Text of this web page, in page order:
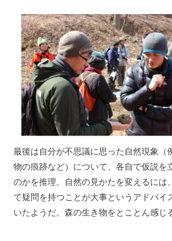
最後は自分が不思議に思った自然現象（
物の痕跡など）について、各自で仮説を
のかを推理。自然の見かたを変えるには
て疑問を持つことが大事というアドバイ
いたようだ。森の生き物をとことん感じ